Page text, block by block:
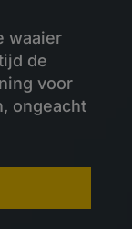
waaier
de
voor
ongeacht